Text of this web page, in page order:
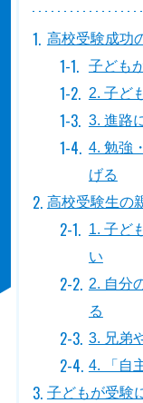
高校受験成功
子ども
2. 子ど
3. 進路
4. 勉強
げる
高校受験生の
1. 子ど
い
2. 自分
る
3. 兄弟
4. 「自
子どもが受験